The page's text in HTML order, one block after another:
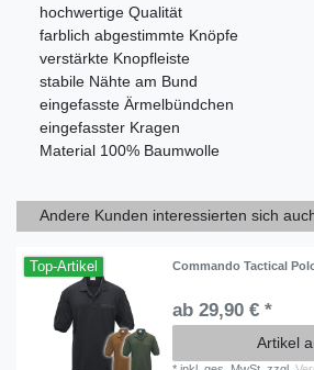
hochwertige Qualität
farblich abgestimmte Knöpfe
verstärkte Knopfleiste
stabile Nähte am Bund
eingefasste Ärmelbündchen
eingefasster Kragen
Material 100% Baumwolle
Andere Kunden interessierten sich
Top-Artikel Commando Tactical
ab 29,90 € *
Artikel